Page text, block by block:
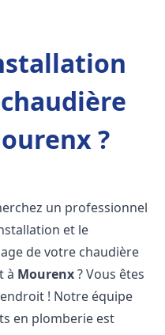
?
un professionnel
et le
de votre chaudière
à Mourenx? Vous êtes
! Notre équipe
en plomberie est